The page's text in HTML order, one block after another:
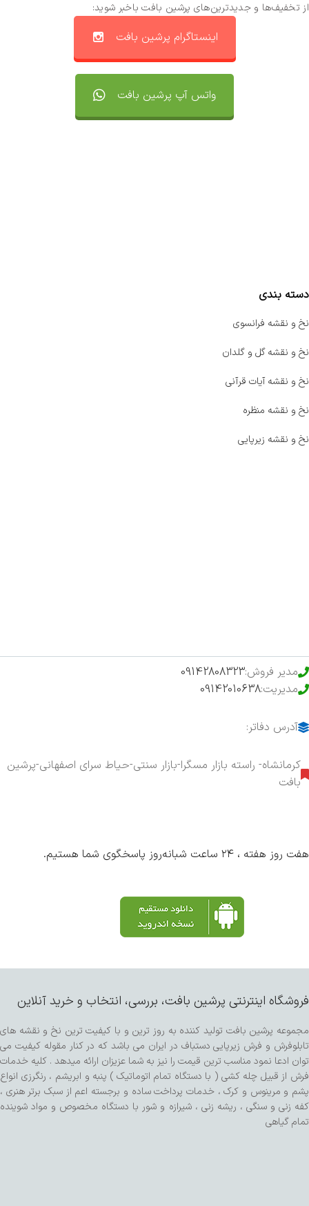
از تخفیف‌ها و جدیدترین‌های پرشین بافت باخبر شوید:
اینستاگرام پرشین بافت
واتس آپ پرشین بافت
دسته بندی
نخ و نقشه فرانسوی
نخ و نقشه گل و گلدان
نخ و نقشه آیات قرآنی
نخ و نقشه منظره
نخ و نقشه زیرپایی
مدیر فروش:09142808323
مدیریت:09142010638
آدرس دفاتر:
کرمانشاه- راسته بازار مسگرا-بازار سنتی-حیاط سرای اصفهانی-پرشین
بافت
هفت روز هفته ، ۲۴ ساعت شبانه‌روز پاسخگوی شما هستیم.
فروشگاه اینترنتی پرشین بافت، بررسی، انتخاب و خرید آنلاین
مجموعه پرشین بافت تولید کننده به روز ترین و با کیفیت ترین نخ و نقشه های
تابلوفرش و فرش زیرپایی دستباف در ایران می باشد که در کنار مقوله کیفیت می
توان ادعا نمود مناسب ترین قیمت را نیز به شما عزیزان ارائه میدهد . کلیه خدمات
فرش از قبیل چله کشی ( با دستگاه تمام اتوماتیک ) پنبه و ابریشم ، رنگرزی انواع
پشم و مرینوس و کرک ، خدمات پرداخت ساده و برجسته اعم از سبک برتر هنری ،
کفه زنی و سنگی ، ریشه زنی ، شیرازه و شور با دستگاه مخصوص و مواد شوینده
تمام گیاهی